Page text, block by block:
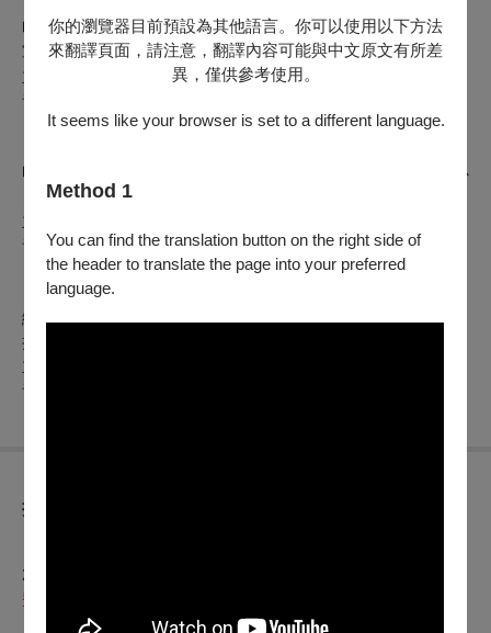
你的瀏覽器目前預設為其他語言。你可以使用以下方法
來翻譯頁面，請注意，翻譯內容可能與中文原文有所差
異，僅供參考使用。
It seems like your browser is set to a different language.
Method 1
You can find the translation button on the right side of
the header to translate the page into your preferred
language.
明華園天字戲劇團《父子情深》(1982全國地方戲劇比賽總冠
軍、編導獎)
主演 |
陳昭香、陳麗巧、陳昭錦、陳進興、孫詩雯、吳奕萱
音樂設計 | 吳祐弦
明華園黃字戲劇團《酒醉賣江山》(2018 國立傳統藝術中心
「看家戲再現」)
主演 |
音樂設計 | 周騰琳、陳孝駒
【三部曲】
繡花園戲劇團《崑崙》(2025國立傳統藝術中心「歌仔戲大捙
拚」)
主演 |
音樂設計 | 姜建興
折扣方案
2026/1/2(五)12:00~2026/1/15(四)23:59，
費會員」購買
◆大禮包套票：選購「《金銀天狗》上本、下本＋《看•見沈